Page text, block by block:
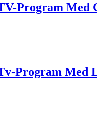
Program Med
Program Med